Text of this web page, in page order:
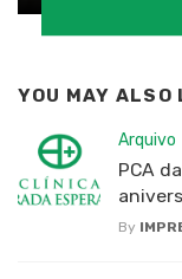
YOU MAY ALSO
Arquivo
PCA
By